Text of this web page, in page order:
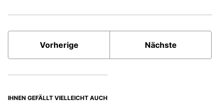
Vorherige Nächste
IHNEN GEFÄLLT VIELLEICHT AUCH